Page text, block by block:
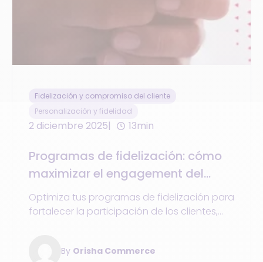
Fidelización y compromiso del cliente
Personalización y fidelidad
2 diciembre 2025 13min
Programas de fidelización: cómo
maximizar el engagement del
cliente mediante la
implementación de una estrategia
Optimiza tus programas de fidelización para
fortalecer la participación de los clientes,
canales.
By Orisha Commerce